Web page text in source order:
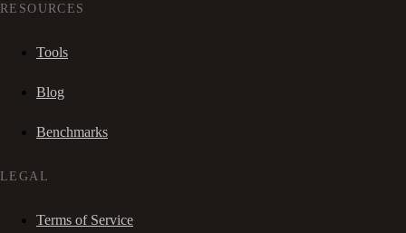
RESOURCES
Tools
Blog
Benchmarks
LEGAL
Terms of Service